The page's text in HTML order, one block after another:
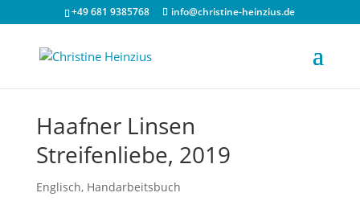
+49 681 9385768 info@christine-heinzius.de
Haafner Linsen
Streifenliebe, 2019
Englisch, Handarbeitsbuch